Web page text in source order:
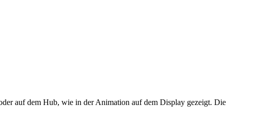
auf dem Hub, wie in der Animation auf dem Display gezeigt. Die